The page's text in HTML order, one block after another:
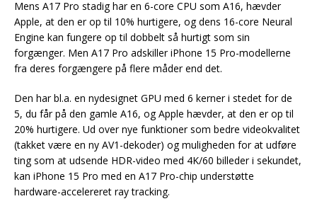
Mens A17 Pro stadig har en 6-core CPU som A16, hævder
Apple, at den er op til 10% hurtigere, og dens 16-core Neural
Engine kan fungere op til dobbelt så hurtigt som sin
forgænger. Men A17 Pro adskiller iPhone 15 Pro-modellerne
fra deres forgængere på flere måder end det.
Den har bl.a. en nydesignet GPU med 6 kerner i stedet for de
5, du får på den gamle A16, og Apple hævder, at den er op til
20% hurtigere. Ud over nye funktioner som bedre videokvalitet
(takket være en ny AV1-dekoder) og muligheden for at udføre
ting som at udsende HDR-video med 4K/60 billeder i sekundet,
kan iPhone 15 Pro med en A17 Pro-chip understøtte
hardware-accelereret ray tracking.